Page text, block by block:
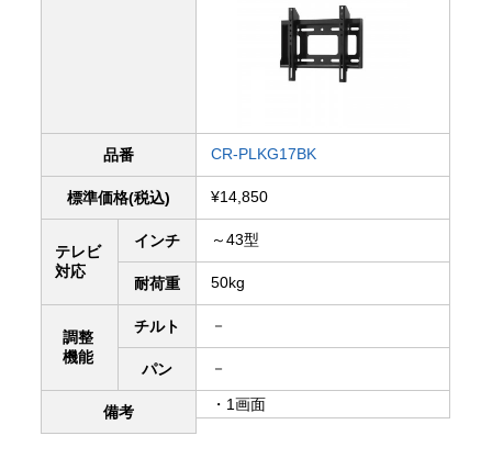
品番 CR-PLKG17BK
標準価格(税込) ¥14,850
テレビ
対応
インチ ～43型
耐荷重 50kg
調整
機能
チルト －
パン －
備考 ・1画面